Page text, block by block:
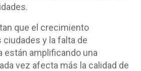
que el crecimiento
y la falta de
están amplificando una
vez afecta más la calidad de